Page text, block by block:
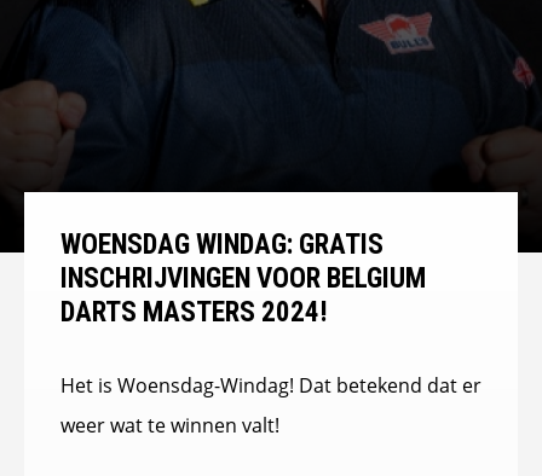
WOENSDAG WINDAG: GRATIS
INSCHRIJVINGEN VOOR BELGIUM
DARTS MASTERS 2024!
Het is Woensdag-Windag! Dat betekend dat er
weer wat te winnen valt!